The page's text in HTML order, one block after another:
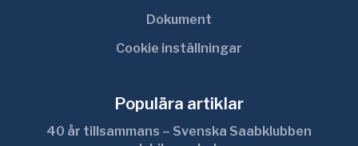
Dokument
Cookie inställningar
Populära artiklar
40 år tillsammans – Svenska Saabklubben